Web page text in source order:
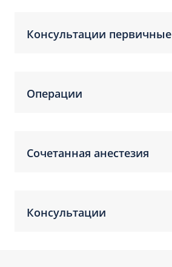
Консультации первичные
Операции
Сочетанная анестезия
Консультации